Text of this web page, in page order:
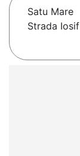
Satu Mare
Strada